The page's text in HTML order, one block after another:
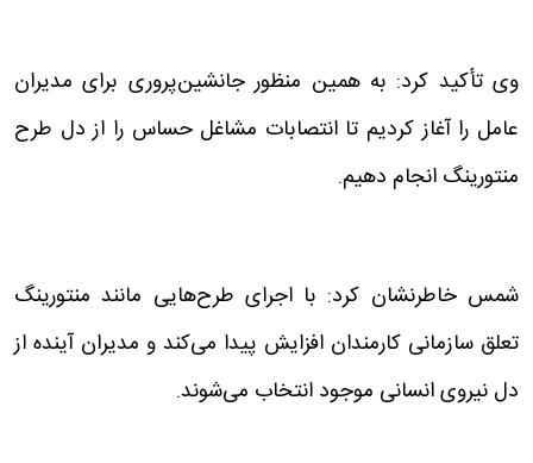
وی تأکید کرد: به همین منظور جانشین‌پروری برای مدیران
عامل را آغاز کردیم تا انتصابات مشاغل حساس را از دل طرح
منتورینگ انجام دهیم.
شمس خاطرنشان کرد: با اجرای طرح‌هایی مانند منتورینگ
تعلق سازمانی کارمندان افزایش پیدا می‌کند و مدیران آینده از
دل نیروی انسانی موجود انتخاب می‌شوند.